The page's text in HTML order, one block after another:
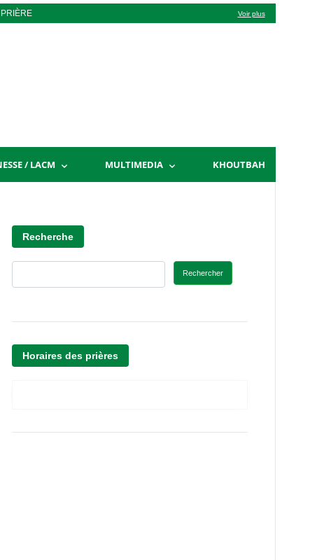
Voir plus
/ LACM MULTIMEDIA KHOUTBAH
Recherche
Rechercher
Horaires des prières